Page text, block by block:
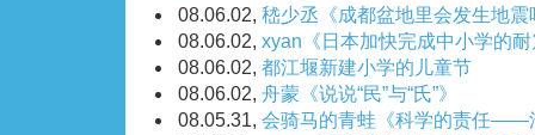
08.06.02, 嵇少丞《成都盆地里会发生地震
08.06.02, xyan《日本加快完成中小学的
08.06.02, 都江堰新建小学的儿童节
08.06.02, 舟蒙《说说“民”与“氏”》
08.05.31, 会骑马的青蛙《科学的责任——